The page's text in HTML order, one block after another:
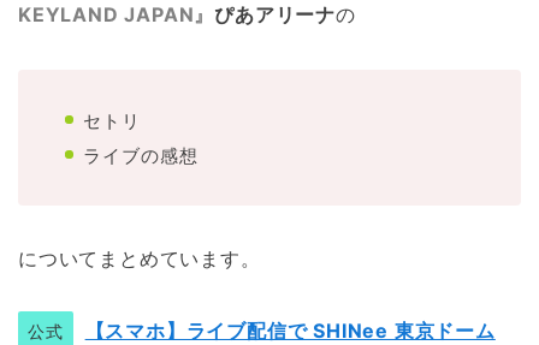
KEYLAND JAPAN』 ぴあアリーナの
セトリ
ライブの感想
についてまとめています。
公式
【スマホ】ライブ配信で SHINee 東京ドーム